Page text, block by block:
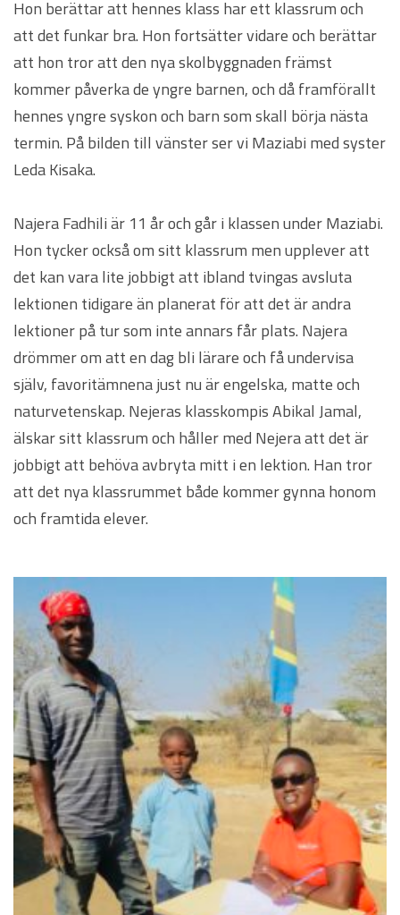
Hon berättar att hennes klass har ett klassrum och
att det funkar bra. Hon fortsätter vidare och berättar
att hon tror att den nya skolbyggnaden främst
kommer påverka de yngre barnen, och då framförallt
hennes yngre syskon och barn som skall börja nästa
termin. På bilden till vänster ser vi Maziabi med syster
Leda Kisaka.
Najera Fadhili är 11 år och går i klassen under Maziabi.
Hon tycker också om sitt klassrum men upplever att
det kan vara lite jobbigt att ibland tvingas avsluta
lektionen tidigare än planerat för att det är andra
lektioner på tur som inte annars får plats. Najera
drömmer om att en dag bli lärare och få undervisa
själv, favoritämnena just nu är engelska, matte och
naturvetenskap. Nejeras klasskompis Abikal Jamal,
älskar sitt klassrum och håller med Nejera att det är
jobbigt att behöva avbryta mitt i en lektion. Han tror
att det nya klassrummet både kommer gynna honom
och framtida elever.